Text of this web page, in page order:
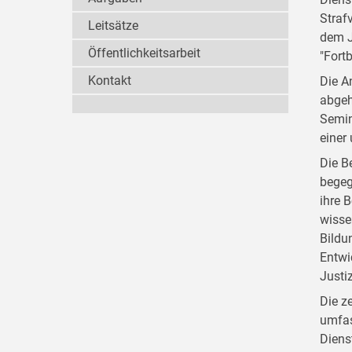
dem
Die
einer
Die
ihre
Die
Leitsätze
Öffentlichkeitsarbeit
Kontakt